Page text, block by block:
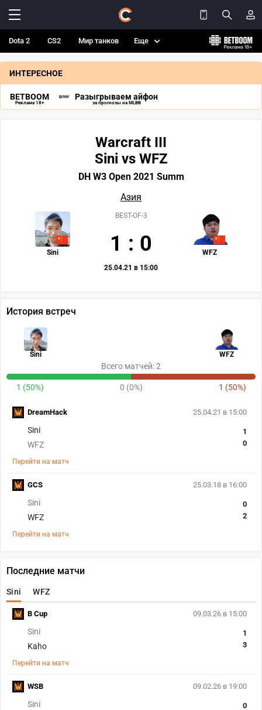
Dota 2 CS2 Мир танков Еще
ИНТЕРЕСНОЕ
BETBOOM
Реклама 18+
Разыгрываем айфон
за прогнозы на MLBB
Warcraft III
Sini vs WFZ
DH W3 Open 2021 Summ
Азия
Sini WFZ
BEST-OF-3
1 : 0
25.04.21 в 15:00
История встреч
Sini WFZ
Всего матчей: 2
1 (50%) 0 (0%) 1 (50%)
25.04.21 в 15:00
Sini
WFZ
1
0
Перейти на матч
DreamHack
25.03.18 в 16:00
Sini
WFZ
0
2
Перейти на матч
GCS
Последние матчи
Sini WFZ
09.03.26 в 15:00
Sini
Kaho
1
3
Перейти на матч
B Cup
09.02.26 в 19:00
Sini
0
WSB